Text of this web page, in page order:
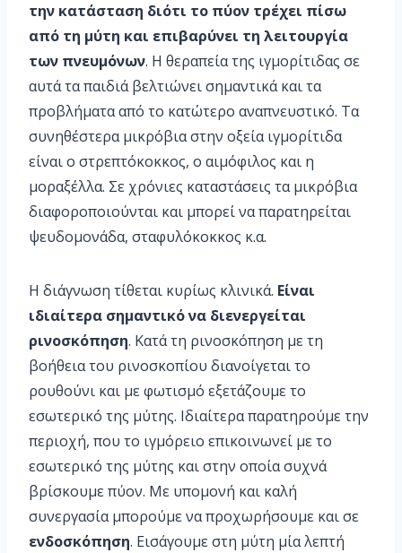
την κατάσταση διότι το πύον τρέχει πίσω
από τη μύτη και επιβαρύνει τη λειτουργία
των πνευμόνων. Η θεραπεία της ιγμορίτιδας σε
αυτά τα παιδιά βελτιώνει σημαντικά και τα
προβλήματα από το κατώτερο αναπνευστικό. Τα
συνηθέστερα μικρόβια στην οξεία ιγμορίτιδα
είναι ο στρεπτόκοκκος, ο αιμόφιλος και η
μοραξέλλα. Σε χρόνιες καταστάσεις τα μικρόβια
διαφοροποιούνται και μπορεί να παρατηρείται
ψευδομονάδα, σταφυλόκοκκος κ.α.
Η διάγνωση τίθεται κυρίως κλινικά. Είναι
ιδιαίτερα σημαντικό να διενεργείται
ρινοσκόπηση. Κατά τη ρινοσκόπηση με τη
βοήθεια του ρινοσκοπίου διανοίγεται το
ρουθούνι και με φωτισμό εξετάζουμε το
εσωτερικό της μύτης. Ιδιαίτερα παρατηρούμε την
περιοχή, που το ιγμόρειο επικοινωνεί με το
εσωτερικό της μύτης και στην οποία συχνά
βρίσκουμε πύον. Με υπομονή και καλή
συνεργασία μπορούμε να προχωρήσουμε και σε
ενδοσκόπηση. Εισάγουμε στη μύτη μία λεπτή